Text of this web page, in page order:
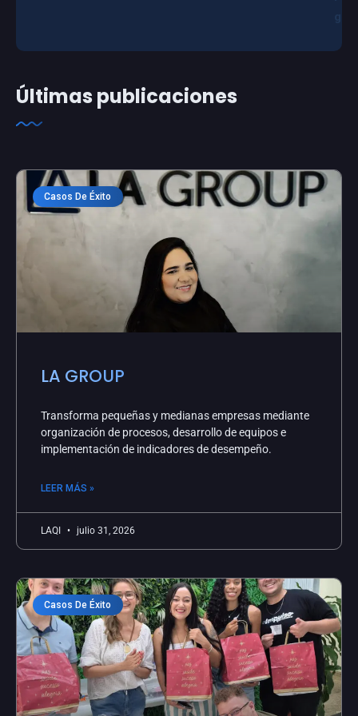
Últimas publicaciones
Casos De Éxito
LA GROUP
Transforma pequeñas y medianas empresas mediante
organización de procesos, desarrollo de equipos e
implementación de indicadores de desempeño.
LEER MÁS »
LAQI julio 31, 2026
Casos De Éxito